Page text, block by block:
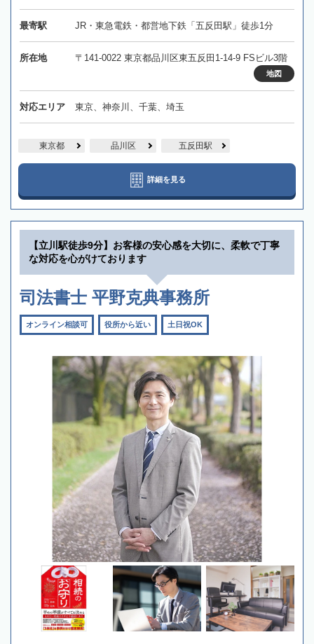
最寄駅 JR・東急電鉄・都営地下鉄「五反田駅」徒歩1分
所在地 〒141-0022 東京都品川区東五反田1-14-9 FSビル3階
地図
対応エリア 東京、神奈川、千葉、埼玉
東京都 品川区 五反田駅
詳細を見る
【立川駅徒歩9分】お客様の安心感を大切に、柔軟で丁寧
な対応を心がけております
司法書士 平野克典事務所
オンライン相談可 役所から近い 土日祝OK